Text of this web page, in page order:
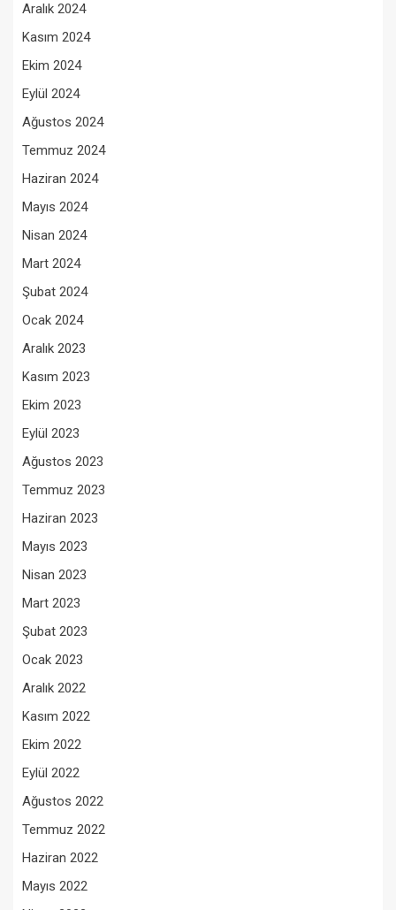
Aralık 2024
Kasım 2024
Ekim 2024
Eylül 2024
Ağustos 2024
Temmuz 2024
Haziran 2024
Mayıs 2024
Nisan 2024
Mart 2024
Şubat 2024
Ocak 2024
Aralık 2023
Kasım 2023
Ekim 2023
Eylül 2023
Ağustos 2023
Temmuz 2023
Haziran 2023
Mayıs 2023
Nisan 2023
Mart 2023
Şubat 2023
Ocak 2023
Aralık 2022
Kasım 2022
Ekim 2022
Eylül 2022
Ağustos 2022
Temmuz 2022
Haziran 2022
Mayıs 2022